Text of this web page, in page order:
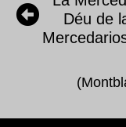
Déu de